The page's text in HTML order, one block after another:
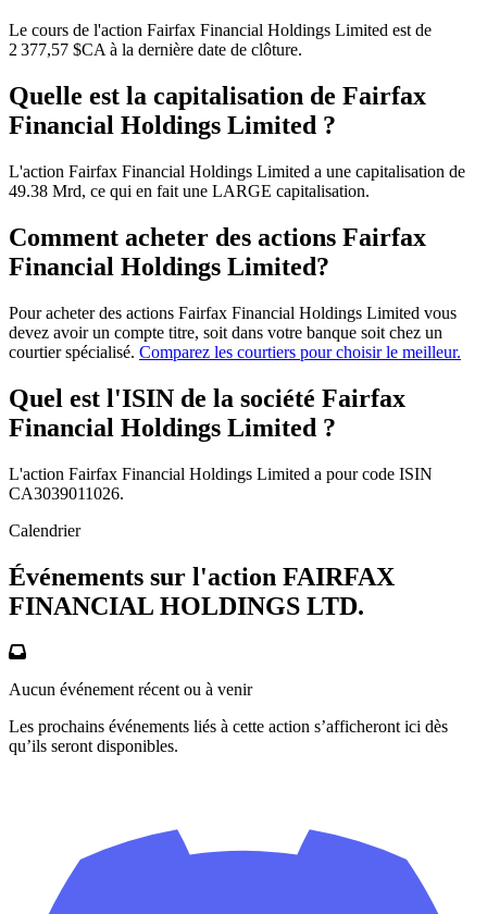
Le cours de l'action Fairfax Financial Holdings Limited est de
2 377,57 $CA à la dernière date de clôture.
Quelle est la capitalisation de Fairfax
Financial Holdings Limited ?
L'action Fairfax Financial Holdings Limited a une capitalisation de
49.38 Mrd, ce qui en fait une LARGE capitalisation.
Comment acheter des actions Fairfax
Financial Holdings Limited?
Pour acheter des actions Fairfax Financial Holdings Limited vous
devez avoir un compte titre, soit dans votre banque soit chez un
courtier spécialisé. Comparez les courtiers pour choisir le meilleur.
Quel est l'ISIN de la société Fairfax
Financial Holdings Limited ?
L'action Fairfax Financial Holdings Limited a pour code ISIN
CA3039011026.
Calendrier
Événements sur l'action FAIRFAX
FINANCIAL HOLDINGS LTD.
Aucun événement récent ou à venir
Les prochains événements liés à cette action s’afficheront ici dès
qu’ils seront disponibles.